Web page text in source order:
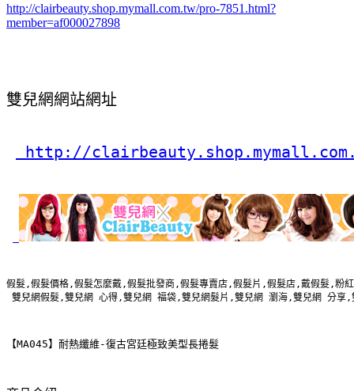
http://clairbeauty.shop.mymall.com.tw/pro-7851.html?
member=af000027898
雙兒網網站網址
http://
假髮,假髮價格,假髮怎麼戴,假髮批發商,假髮專賣店,假髮片,假髮店,戴假髮,粉
雙兒網假髮,雙兒網 心得,雙兒網 福袋,雙兒網髮片,雙兒網 瀏海,雙兒網 分享
【MA045】耐熱纖維-復古宮廷極致美型長捲髮